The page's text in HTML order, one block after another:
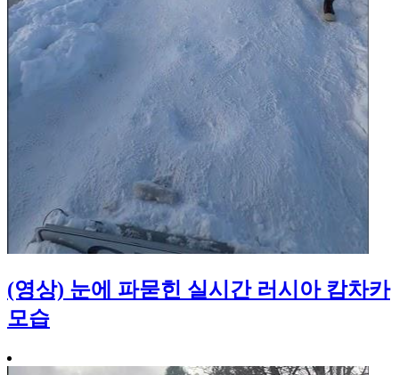
(영상) 눈에 파묻힌 실시간 러시아 캄차카
모습